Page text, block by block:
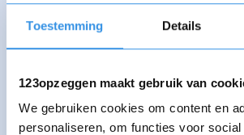
Toestemming Details
123opzeggen maakt gebruik van
We gebruiken cookies om content en
personaliseren, om functies voor
Stichting Agnes
van Leeuwenberch
kanker je raakt